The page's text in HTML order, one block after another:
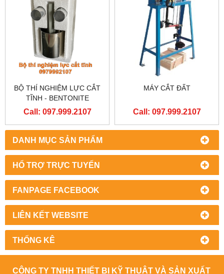
DANH MỤC SẢN PHẨM
HỔ TRỢ TRỰC TUYẾN
FANPAGE FACEBOOK
LIÊN KẾT WEBSITE
THỐNG KÊ
BỘ THÍ NGHIỆM LỰC CẮT
TĨNH - BENTONITE
Call: 097.999.2107
MÁY CẮT ĐẤT
Call: 097.999.2107
CÔNG TY TNHH THIẾT BỊ KỸ THUẬT VÀ SẢN XUẤT